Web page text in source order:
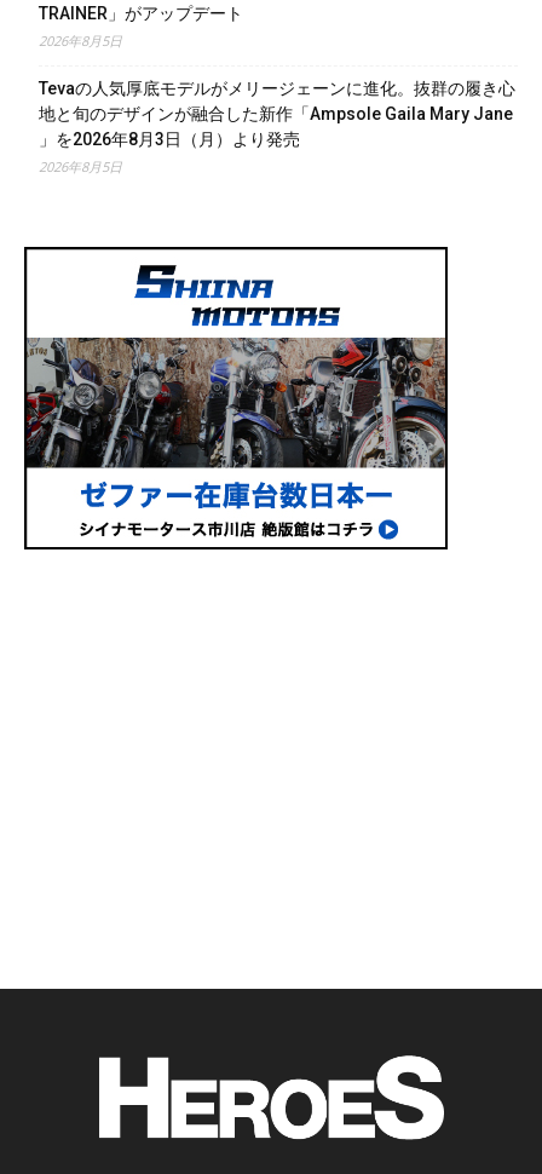
TRAINER」がアップデート
2026年8月5日
Tevaの人気厚底モデルがメリージェーンに進化。抜群の履き心
地と旬のデザインが融合した新作「Ampsole Gaila Mary Jane
」を2026年8月3日（月）より発売
2026年8月5日